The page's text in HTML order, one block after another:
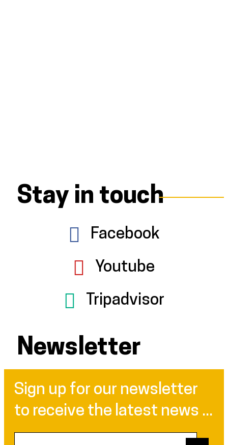
Stay in touch
Facebook
Youtube
Tripadvisor
Newsletter
Sign up for our newsletter
to receive the latest news ...